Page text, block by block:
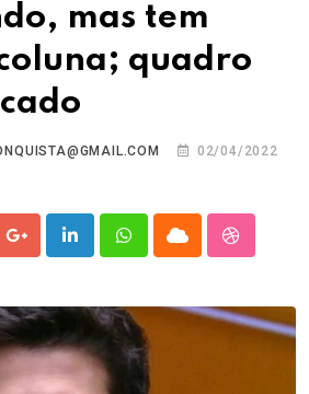
mas tem
quadro
02/04/2022
Google+LinkedInWhatsappCloud